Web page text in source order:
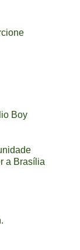
Boy
a Brasília